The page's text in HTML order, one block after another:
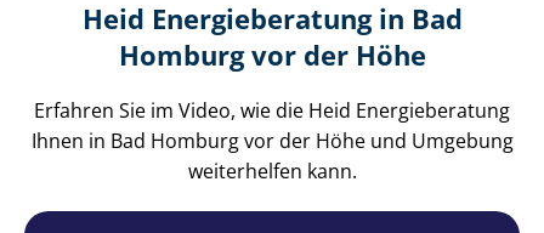
Heid Energieberatung in Bad
Homburg vor der Höhe
Erfahren Sie im Video, wie die Heid Energieberatung
Ihnen in Bad Homburg vor der Höhe und Umgebung
weiterhelfen kann.